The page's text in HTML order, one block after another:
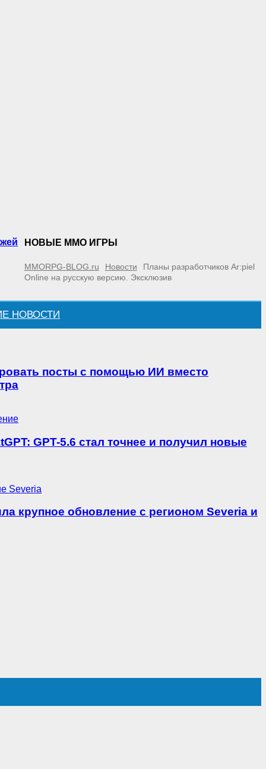
НОВЫЕ MMO ИГРЫ
MMORPG-BLOG.ru Новости
Планы разработчиков Ar:piel
Online на русскую версию. Эксклюзив
НОВОСТИ
посты с помощью ИИ вместо
GPT-5.6 стал точнее и получил новые
крупное обновление с регионом Severia и